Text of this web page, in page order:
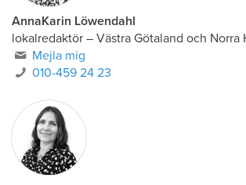
AnnaKarin Löwendahl
lokalredaktör – Västra Götaland och Norra
Mejla mig
010-459 24 23